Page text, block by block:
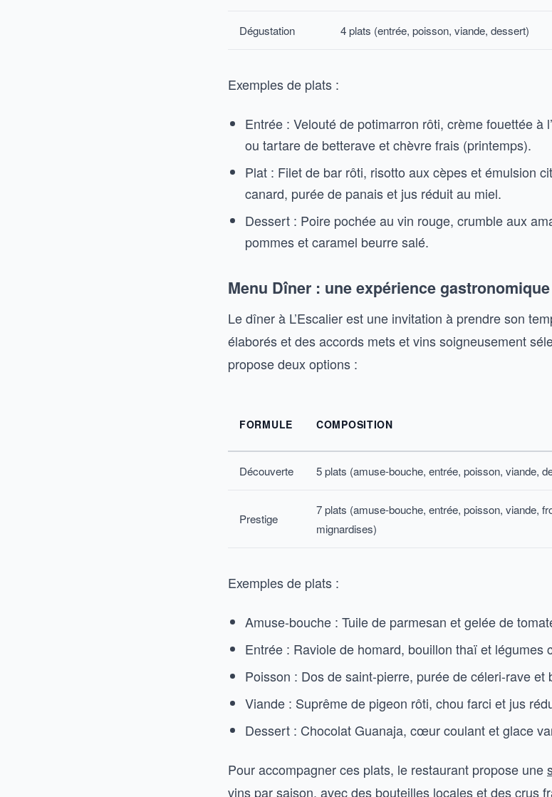
Dégustation 4 plats (entrée, poisson, viande, dessert)
Exemples de plats :
Entrée : Velouté de potimarron rôti, crème fouettée à
ou tartare de betterave et chèvre frais (printemps).
Plat : Filet de bar rôti, risotto aux cèpes et émulsion
canard, purée de panais et jus réduit au miel.
Dessert : Poire pochée au vin rouge, crumble aux
pommes et caramel beurre salé.
Menu Dîner : une expérience gastronomique
Le dîner à L’Escalier est une invitation à prendre son
élaborés et des accords mets et vins soigneusement
propose deux options :
FORMULE COMPOSITION
Découverte 5 plats (amuse-bouche, entrée, poisson, viande,
Prestige
7 plats (amuse-bouche, entrée, poisson, viande,
mignardises)
Exemples de plats :
Amuse-bouche : Tuile de parmesan et gelée de
Entrée : Raviole de homard, bouillon thaï et légumes
Poisson : Dos de saint-pierre, purée de céleri-rave et
Viande : Suprême de pigeon rôti, chou farci et jus
Dessert : Chocolat Guanaja, cœur coulant et glace
Pour accompagner ces plats, le restaurant propose une
vins par saison, avec des bouteilles locales et des crus